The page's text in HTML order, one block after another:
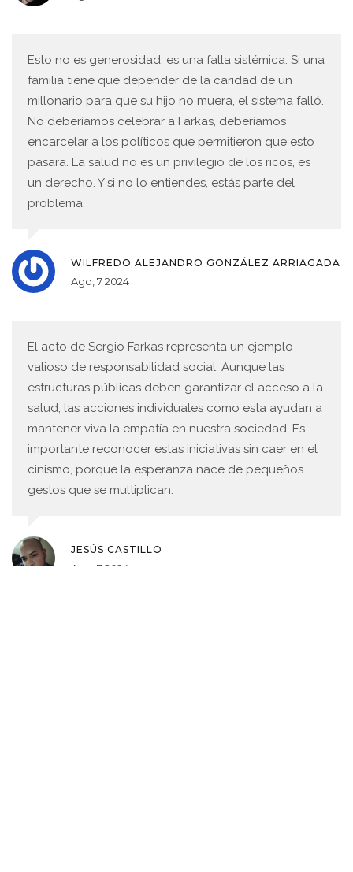
Esto no es generosidad, es una falla sistémica. Si una
familia tiene que depender de la caridad de un
millonario para que su hijo no muera, el sistema falló.
No deberíamos celebrar a Farkas, deberíamos
encarcelar a los políticos que permitieron que esto
pasara. La salud no es un privilegio de los ricos, es
un derecho. Y si no lo entiendes, estás parte del
problema.
WILFREDO ALEJANDRO GONZÁLEZ ARRIAGADA
Ago, 7 2024
El acto de Sergio Farkas representa un ejemplo
valioso de responsabilidad social. Aunque las
estructuras públicas deben garantizar el acceso a la
salud, las acciones individuales como esta ayudan a
mantener viva la empatía en nuestra sociedad. Es
importante reconocer estas iniciativas sin caer en el
cinismo, porque la esperanza nace de pequeños
gestos que se multiplican.
JESÚS CASTILLO
Ago, 7 2024